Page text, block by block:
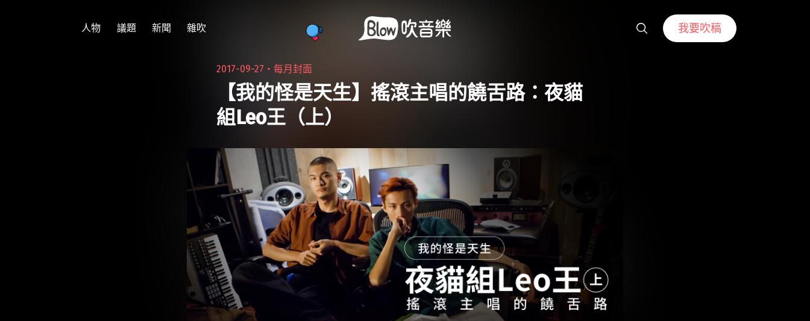
人物 議題 新聞 雜吹 我要吹稿
2017-09-27・每月封面
【我的怪是天生】搖滾主唱的饒舌路：夜貓
組Leo王（上）